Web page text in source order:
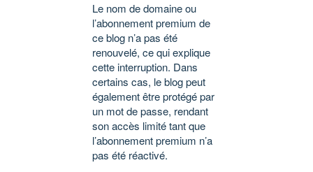
Le nom de domaine ou
l’abonnement premium de
ce blog n’a pas été
renouvelé, ce qui explique
cette interruption. Dans
certains cas, le blog peut
également être protégé par
un mot de passe, rendant
son accès limité tant que
l’abonnement premium n’a
pas été réactivé.